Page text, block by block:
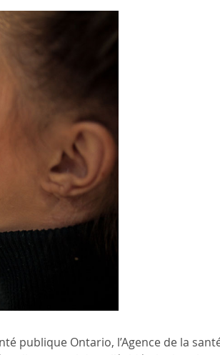
publique Ontario, l’Agence de la